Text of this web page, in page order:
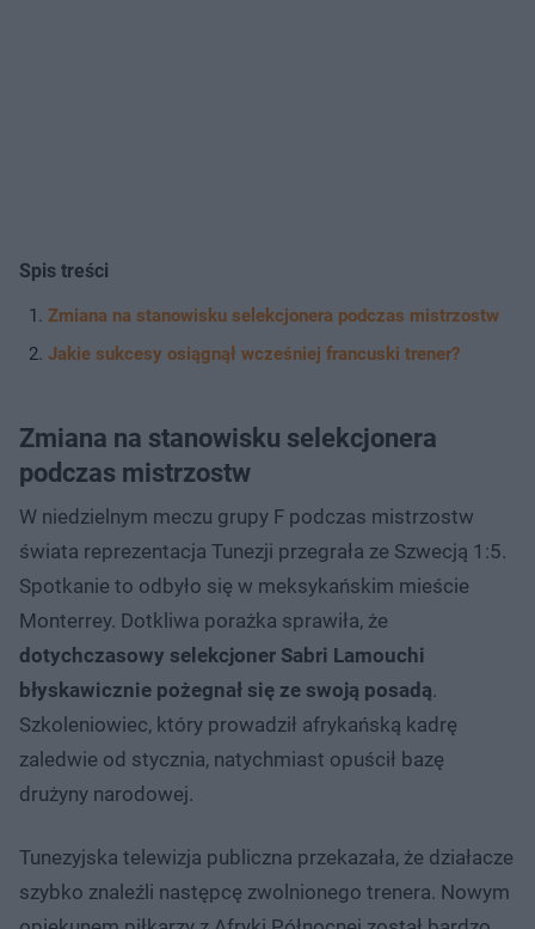
Spis treści
Zmiana na stanowisku selekcjonera podczas mistrzostw
Jakie sukcesy osiągnął wcześniej francuski trener?
Zmiana na stanowisku selekcjonera
podczas mistrzostw
W niedzielnym meczu grupy F podczas mistrzostw
świata reprezentacja Tunezji przegrała ze Szwecją 1:5.
Spotkanie to odbyło się w meksykańskim mieście
Monterrey. Dotkliwa porażka sprawiła, że
dotychczasowy selekcjoner Sabri Lamouchi
błyskawicznie pożegnał się ze swoją posadą.
Szkoleniowiec, który prowadził afrykańską kadrę
zaledwie od stycznia, natychmiast opuścił bazę
drużyny narodowej.
Tunezyjska telewizja publiczna przekazała, że działacze
szybko znaleźli następcę zwolnionego trenera. Nowym